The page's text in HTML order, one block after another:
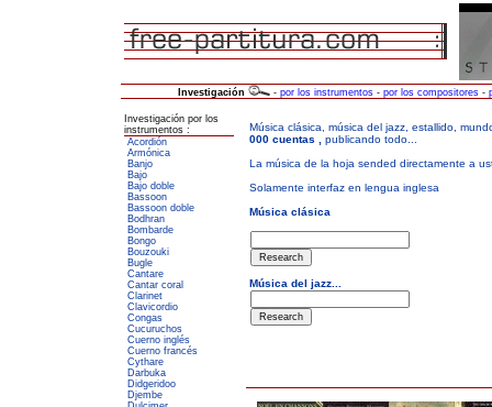
Investigación - por los instrumentos - por los compositores -
Investigación por los
instrumentos :
Acordión
Armónica
Banjo
Bajo
Bajo doble
Bassoon
Bassoon doble
Bodhran
Bombarde
Bongo
Bouzouki
Bugle
Cantare
Cantar coral
Clarinet
Clavicordio
Congas
Cucuruchos
Cuerno inglés
Cuerno francés
Cythare
Darbuka
Didgeridoo
Djembe